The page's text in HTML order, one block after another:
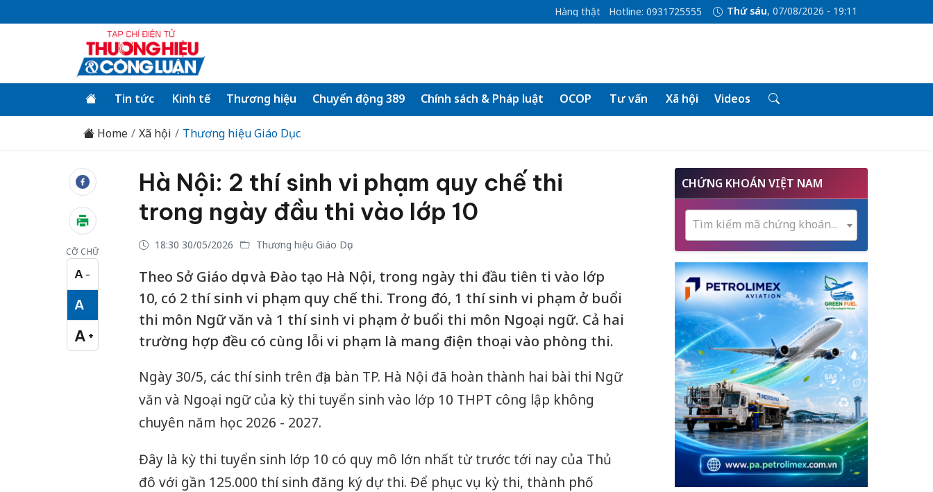
Hàng thật Hotline: 0931725555 Thứ sáu, 07/08/2026 - 19:11
Tin tức Kinh tế Thương hiệu Chuyển động 389 Chính sách & Pháp luật OCOP Tư vấn Xã hội Videos
Home Xã hội Thương hiệu Giáo Dục
CỠ CHỮ
A −
Cỡ chữ nhỏ
A
Cỡ chữ vừa
A +
Cỡ chữ lớn
Hà Nội: 2 thí sinh vi phạm quy chế thi
trong ngày đầu thi vào lớp 10
18:30 30/05/2026 Thương hiệu Giáo Dục
Theo Sở Giáo dục và Đào tạo Hà Nội, trong ngày thi đầu tiên ti vào lớp
10, có 2 thí sinh vi phạm quy chế thi. Trong đó, 1 thí sinh vi phạm ở buổi
thi môn Ngữ văn và 1 thí sinh vi phạm ở buổi thi môn Ngoại ngữ. Cả hai
trường hợp đều có cùng lỗi vi phạm là mang điện thoại vào phòng thi.
Ngày 30/5, các thí sinh trên địa bàn TP. Hà Nội đã hoàn thành hai bài thi Ngữ
văn và Ngoại ngữ của kỳ thi tuyển sinh vào lớp 10 THPT công lập không
chuyên năm học 2026 - 2027.
Đây là kỳ thi tuyển sinh lớp 10 có quy mô lớn nhất từ trước tới nay của Thủ
đô với gần 125.000 thí sinh đăng ký dự thi. Để phục vụ kỳ thi, thành phố
CHỨNG KHOÁN VIỆT NAM
Tìm kiếm mã chứng khoán...